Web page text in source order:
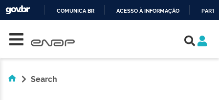
COMUNICA BR ACESSO À INFORMAÇÃO
Search